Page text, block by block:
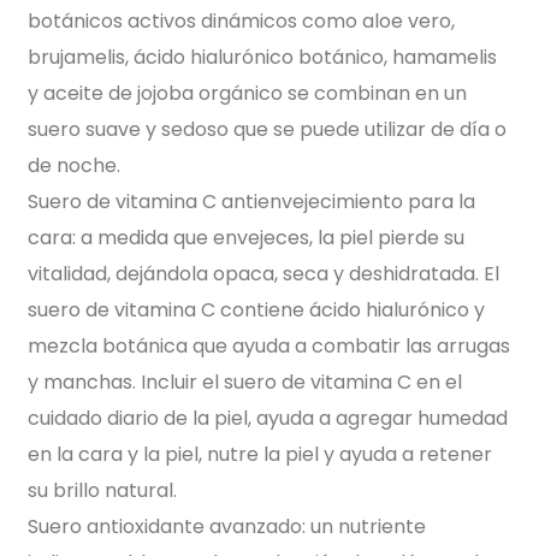
botánicos activos dinámicos como aloe vero,
brujamelis, ácido hialurónico botánico, hamamelis
y aceite de jojoba orgánico se combinan en un
suero suave y sedoso que se puede utilizar de día o
de noche.
Suero de vitamina C antienvejecimiento para la
cara: a medida que envejeces, la piel pierde su
vitalidad, dejándola opaca, seca y deshidratada. El
suero de vitamina C contiene ácido hialurónico y
mezcla botánica que ayuda a combatir las arrugas
y manchas. Incluir el suero de vitamina C en el
cuidado diario de la piel, ayuda a agregar humedad
en la cara y la piel, nutre la piel y ayuda a retener
su brillo natural.
Suero antioxidante avanzado: un nutriente